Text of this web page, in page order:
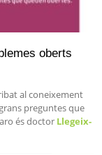
oberts
al coneixement
preguntes que
és doctor Llegeix-